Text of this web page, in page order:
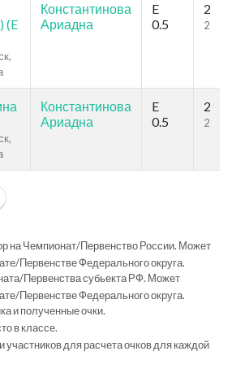
(E
Константинова
Ариадна
E
0.5
2
2
Константинова
Ариадна
E
0.5
2
2
на Чемпионат/Первенство России. Может
Первенстве Федерального округа.
Первенства субьекта РФ. Может
Первенстве Федерального округа.
и полученные очки.
в классе.
участников для расчета очков для каждой